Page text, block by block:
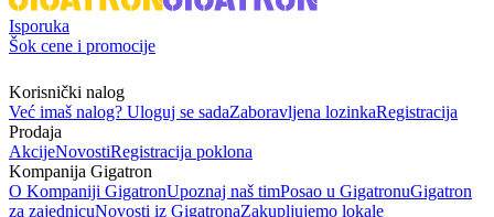
Isporuka
Šok cene i promocije
Korisnički nalog
Već imaš nalog? Uloguj se sadaZaboravljena lozinkaRegistracija
Prodaja
AkcijeNovostiRegistracija poklona
Kompanija Gigatron
O Kompaniji GigatronUpoznaj naš timPosao u GigatronuGigatron
za zajednicuNovosti iz GigatronaZakupljujemo lokale